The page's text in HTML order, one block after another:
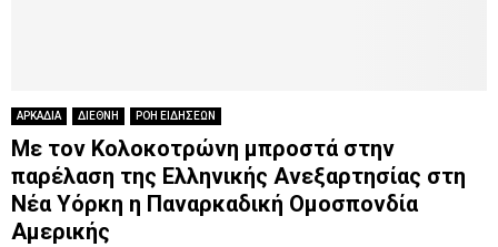
ΑΡΚΑΔΙΑ ΔΙΕΘΝΗ ΡΟΗ ΕΙΔΗΣΕΩΝ
Με τον Κολοκοτρώνη μπροστά στην
παρέλαση της Ελληνικής Ανεξαρτησίας στη
Νέα Υόρκη η Παναρκαδική Ομοσπονδία
Αμερικής